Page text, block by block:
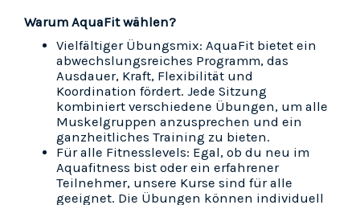
Warum AquaFit wählen?
Vielfältiger Übungsmix: AquaFit bietet ein
abwechslungsreiches Programm, das
Ausdauer, Kraft, Flexibilität und
Koordination fördert. Jede Sitzung
kombiniert verschiedene Übungen, um alle
Muskelgruppen anzusprechen und ein
ganzheitliches Training zu bieten.
Für alle Fitnesslevels: Egal, ob du neu im
Aquafitness bist oder ein erfahrener
Teilnehmer, unsere Kurse sind für alle
geeignet. Die Übungen können individuell